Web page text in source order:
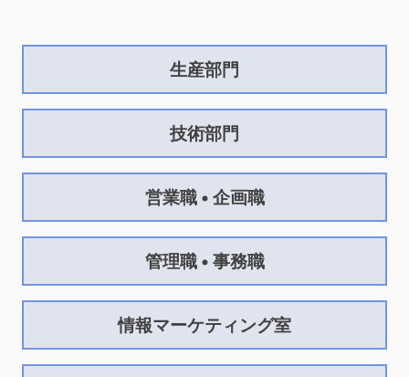
生産部門
技術部門
営業職 • 企画職
管理職 • 事務職
情報マーケティング室